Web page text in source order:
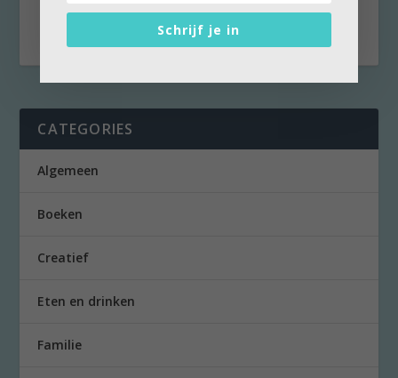
Together 99...
CATEGORIES
Algemeen
Boeken
Creatief
Eten en drinken
Familie
Schrijf je in